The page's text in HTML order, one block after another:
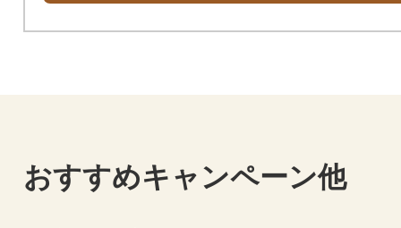
おすすめキャンペーン他